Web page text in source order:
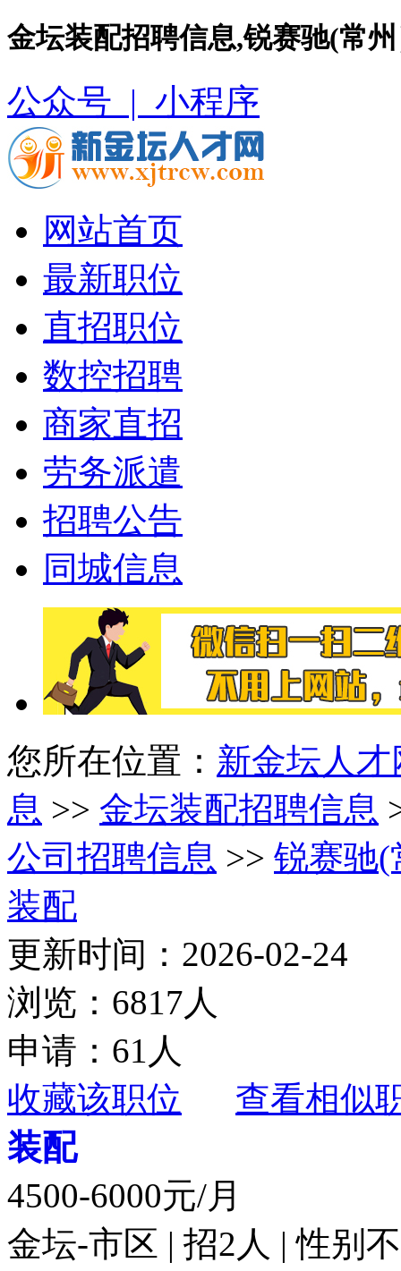
金坛装配招聘信息,锐赛驰(常
公众号 | 小程序
网站首页
最新职位
直招职位
数控招聘
商家直招
劳务派遣
招聘公告
同城信息
您所在位置： 新金坛人才
息 >> 金坛装配招聘信息
公司招聘信息 >> 锐赛驰(
装配
更新时间：2026-02-24
浏览：6817人
申请：61人
收藏该职位
查看相似
装配
4500-6000元/月
金坛-市区 | 招2人 | 性别